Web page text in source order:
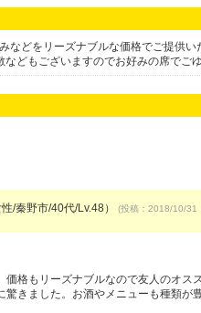
などをリーズナブルな価格でご提供
どもございますのでお好みの席でご
/秦野市/40代/Lv.48） (投稿：2018/10/
格もリーズナブルなので友人のオス
きました。お酒やメニューも種類が